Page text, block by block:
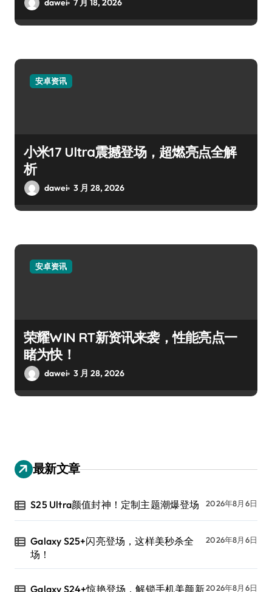
dawei 7 月 18, 2026
安卓资讯
小米17 Ultra震撼登场，超燃亮点全解
析
dawei 3 月 28, 2026
安卓资讯
荣耀WIN RT新资讯来袭，性能亮点一
睹为快！
dawei 3 月 28, 2026
最新文章
S25 Ultra颜值封神！定制主题潮爆登场 2026年8月6日
Galaxy S25+闪亮登场，这样美秒杀全
场！
2026年8月6日
Galaxy S24+惊艳登场，解锁手机美颜新2026年8月6日